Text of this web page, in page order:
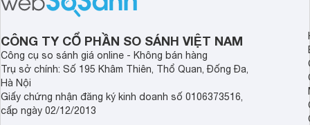
CÔNG TY CỔ PHẦN SO SÁNH VIỆT NAM
Công cụ so sánh giá online - Không bán hàng
Trụ sở chính: Số 195 Khâm Thiên, Thổ Quan, Đống Đa,
Hà Nội
Giấy chứng nhận đăng ký kinh doanh số 0106373516,
cấp ngày 02/12/2013